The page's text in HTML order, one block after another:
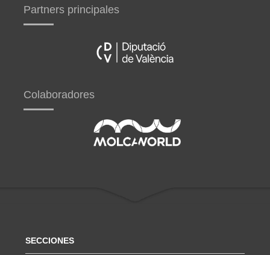
Partners principales
Colaboradores
SECCIONES